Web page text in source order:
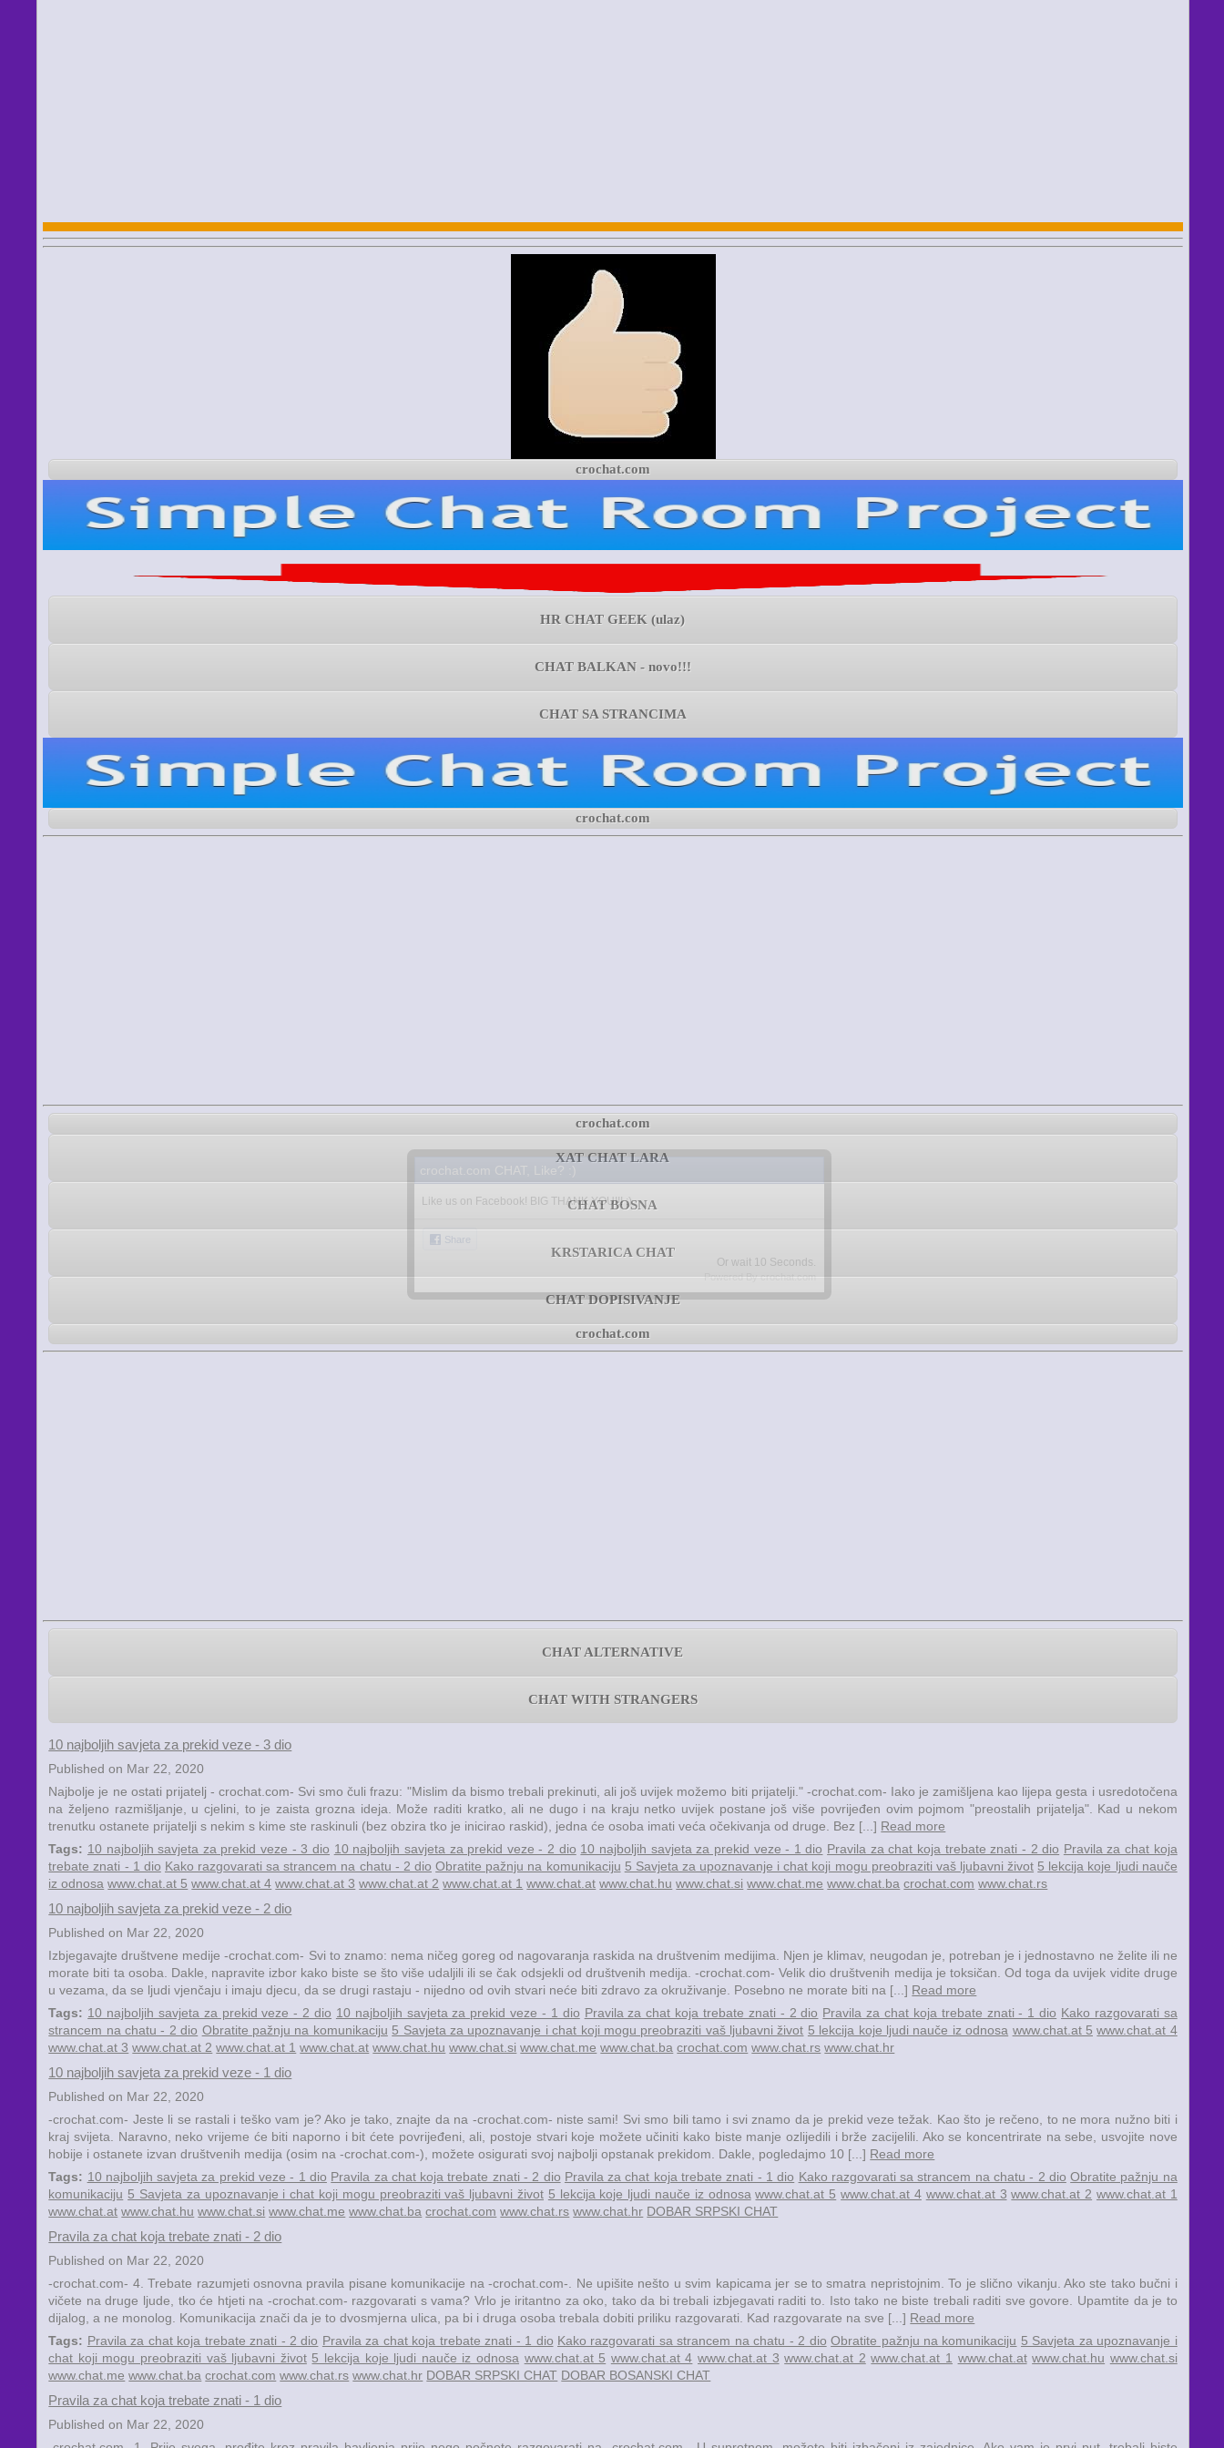
crochat.com
HR CHAT GEEK (ulaz)
CHAT BALKAN - novo!!!
CHAT SA STRANCIMA
crochat.com
crochat.com
XAT CHAT LARA
CHAT BOSNA
KRSTARICA CHAT
CHAT DOPISIVANJE
crochat.com
CHAT ALTERNATIVE
CHAT WITH STRANGERS
10 najboljih savjeta za prekid veze - 3 dio
Published on Mar 22, 2020
Najbolje je ne ostati prijatelj - crochat.com- Svi smo čuli frazu: "Mislim da bismo trebali prekinuti, ali još uvijek možemo biti prijatelji." -crochat.com- Iako je zamišljena kao lijepa gesta i usredotočena
na željeno razmišljanje, u cjelini, to je zaista grozna ideja. Može raditi kratko, ali ne dugo i na kraju netko uvijek postane još više povrijeđen ovim pojmom "preostalih prijatelja". Kad u nekom
trenutku ostanete prijatelji s nekim s kime ste raskinuli (bez obzira tko je inicirao raskid), jedna će osoba imati veća očekivanja od druge. Bez [...] Read more
Tags: 10 najboljih savjeta za prekid veze - 3 dio 10 najboljih savjeta za prekid veze - 2 dio 10 najboljih savjeta za prekid veze - 1 dio Pravila za chat koja trebate znati - 2 dio Pravila za chat koja
trebate znati - 1 dio Kako razgovarati sa strancem na chatu - 2 dio Obratite pažnju na komunikaciju 5 Savjeta za upoznavanje i chat koji mogu preobraziti vaš ljubavni život 5 lekcija koje ljudi nauče
iz odnosa www.chat.at 5 www.chat.at 4 www.chat.at 3 www.chat.at 2 www.chat.at 1 www.chat.at www.chat.hu www.chat.si www.chat.me www.chat.ba crochat.com www.chat.rs
10 najboljih savjeta za prekid veze - 2 dio
Published on Mar 22, 2020
Izbjegavajte društvene medije -crochat.com- Svi to znamo: nema ničeg goreg od nagovaranja raskida na društvenim medijima. Njen je klimav, neugodan je, potreban je i jednostavno ne želite ili ne
morate biti ta osoba. Dakle, napravite izbor kako biste se što više udaljili ili se čak odsjekli od društvenih medija. -crochat.com- Velik dio društvenih medija je toksičan. Od toga da uvijek vidite druge
u vezama, da se ljudi vjenčaju i imaju djecu, da se drugi rastaju - nijedno od ovih stvari neće biti zdravo za okruživanje. Posebno ne morate biti na [...] Read more
Tags: 10 najboljih savjeta za prekid veze - 2 dio 10 najboljih savjeta za prekid veze - 1 dio Pravila za chat koja trebate znati - 2 dio Pravila za chat koja trebate znati - 1 dio Kako razgovarati sa
strancem na chatu - 2 dio Obratite pažnju na komunikaciju 5 Savjeta za upoznavanje i chat koji mogu preobraziti vaš ljubavni život 5 lekcija koje ljudi nauče iz odnosa www.chat.at 5 www.chat.at 4
www.chat.at 3 www.chat.at 2 www.chat.at 1 www.chat.at www.chat.hu www.chat.si www.chat.me www.chat.ba crochat.com www.chat.rs www.chat.hr
10 najboljih savjeta za prekid veze - 1 dio
Published on Mar 22, 2020
-crochat.com- Jeste li se rastali i teško vam je? Ako je tako, znajte da na -crochat.com- niste sami! Svi smo bili tamo i svi znamo da je prekid veze težak. Kao što je rečeno, to ne mora nužno biti i
kraj svijeta. Naravno, neko vrijeme će biti naporno i bit ćete povrijeđeni, ali, postoje stvari koje možete učiniti kako biste manje ozlijedili i brže zacijelili. Ako se koncentrirate na sebe, usvojite nove
hobije i ostanete izvan društvenih medija (osim na -crochat.com-), možete osigurati svoj najbolji opstanak prekidom. Dakle, pogledajmo 10 [...] Read more
Tags: 10 najboljih savjeta za prekid veze - 1 dio Pravila za chat koja trebate znati - 2 dio Pravila za chat koja trebate znati - 1 dio Kako razgovarati sa strancem na chatu - 2 dio Obratite pažnju na
komunikaciju 5 Savjeta za upoznavanje i chat koji mogu preobraziti vaš ljubavni život 5 lekcija koje ljudi nauče iz odnosa www.chat.at 5 www.chat.at 4 www.chat.at 3 www.chat.at 2 www.chat.at 1
www.chat.at www.chat.hu www.chat.si www.chat.me www.chat.ba crochat.com www.chat.rs www.chat.hr DOBAR SRPSKI CHAT
Pravila za chat koja trebate znati - 2 dio
Published on Mar 22, 2020
-crochat.com- 4. Trebate razumjeti osnovna pravila pisane komunikacije na -crochat.com-. Ne upišite nešto u svim kapicama jer se to smatra nepristojnim. To je slično vikanju. Ako ste tako bučni i
vičete na druge ljude, tko će htjeti na -crochat.com- razgovarati s vama? Vrlo je iritantno za oko, tako da bi trebali izbjegavati raditi to. Isto tako ne biste trebali raditi sve govore. Upamtite da je to
dijalog, a ne monolog. Komunikacija znači da je to dvosmjerna ulica, pa bi i druga osoba trebala dobiti priliku razgovarati. Kad razgovarate na sve [...] Read more
Tags: Pravila za chat koja trebate znati - 2 dio Pravila za chat koja trebate znati - 1 dio Kako razgovarati sa strancem na chatu - 2 dio Obratite pažnju na komunikaciju 5 Savjeta za upoznavanje i
chat koji mogu preobraziti vaš ljubavni život 5 lekcija koje ljudi nauče iz odnosa www.chat.at 5 www.chat.at 4 www.chat.at 3 www.chat.at 2 www.chat.at 1 www.chat.at www.chat.hu www.chat.si
www.chat.me www.chat.ba crochat.com www.chat.rs www.chat.hr DOBAR SRPSKI CHAT DOBAR BOSANSKI CHAT
Pravila za chat koja trebate znati - 1 dio
Published on Mar 22, 2020
crochat.com CHAT, Like? :)
Like us on Facebook! BIG THANK YOU!!! :)
Share
Or wait 09 Seconds.
Powered By crochat.com